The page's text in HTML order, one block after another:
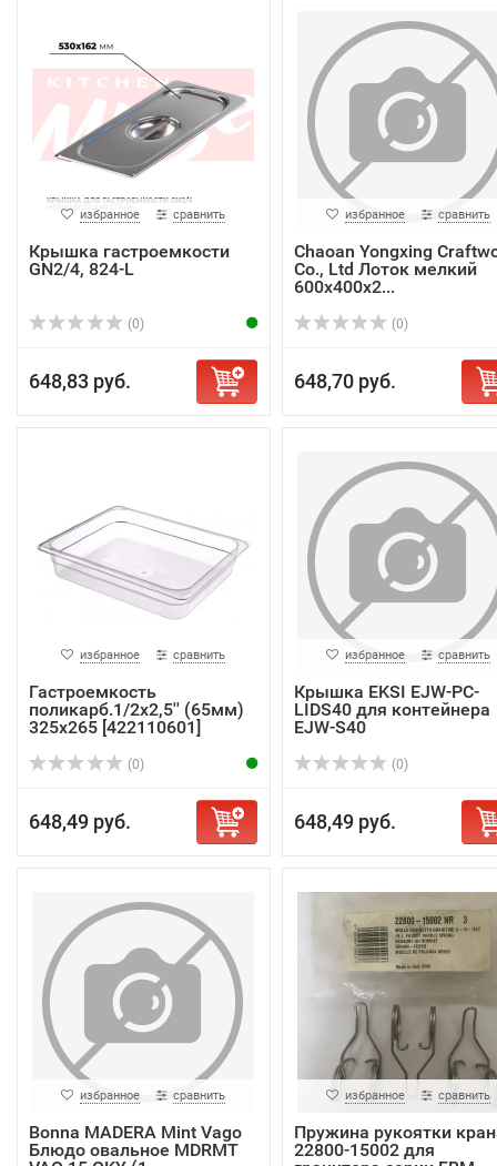
избранное сравнить
Крышка гастроемкости
GN2/4, 824-L
(0)
648,83 руб.
избранное сравнить
Chaoan Yongxing
Co., Ltd Лоток мелкий
600х400х2...
(0)
648,70 руб.
избранное сравнить
Гастроемкость
поликарб.1/2х2,5'' (65мм)
325х265 [422110601]
(0)
648,49 руб.
избранное сравнить
Крышка EKSI EJW-PC-
LIDS40 для контейнера
EJW-S40
(0)
648,49 руб.
избранное сравнить
Bonna MADERA Mint Vago
Блюдо овальное MDRMT
избранное сравнить
Пружина рукоятки
22800-15002 для